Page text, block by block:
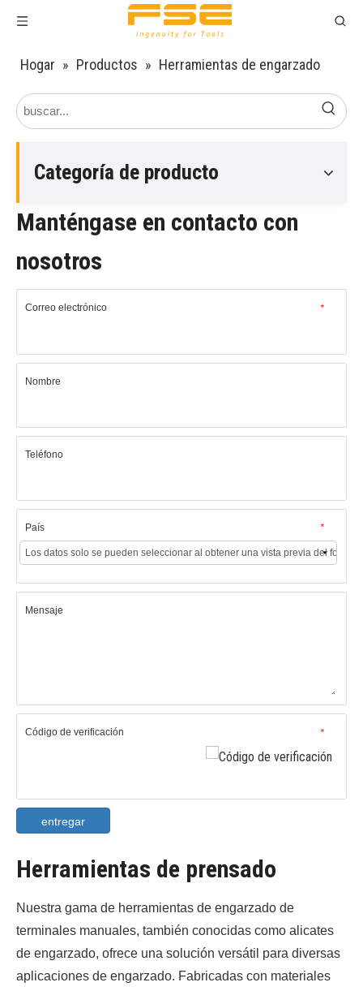
Hogar » Productos » Herramientas de engarzado
Categoría de producto
Manténgase en contacto con
nosotros
*
Correo electrónico
Nombre
Teléfono
*
País
Mensaje
*
Código de verificación
entregar
Herramientas de prensado
Nuestra gama de herramientas de engarzado de
terminales manuales, también conocidas como alicates
de engarzado, ofrece una solución versátil para diversas
aplicaciones de engarzado. Fabricadas con materiales